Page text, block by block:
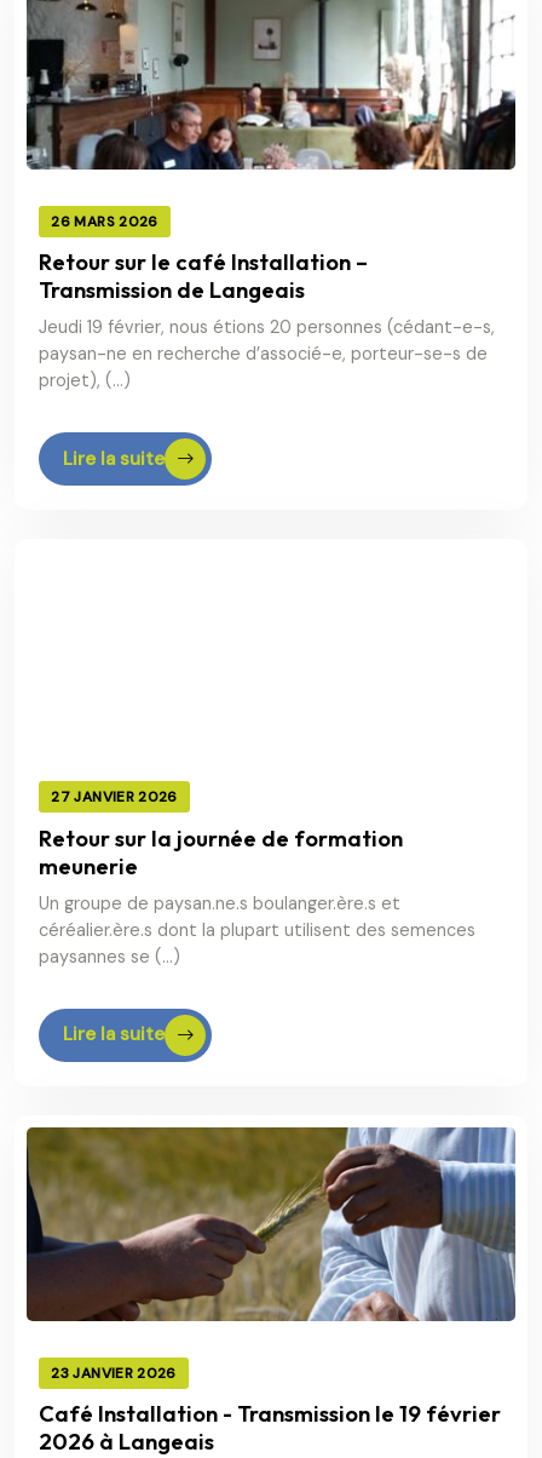
26 MARS 2026
Retour sur le café Installation –
Transmission de Langeais
Jeudi 19 février, nous étions 20 personnes (cédant-e-s,
paysan-ne en recherche d’associé-e, porteur-se-s de
projet), (…)
Lire la suite
27 JANVIER 2026
Retour sur la journée de formation
meunerie
Un groupe de paysan.ne.s boulanger.ère.s et
céréalier.ère.s dont la plupart utilisent des semences
paysannes se (…)
Lire la suite
23 JANVIER 2026
Café Installation - Transmission le 19 février
2026 à Langeais